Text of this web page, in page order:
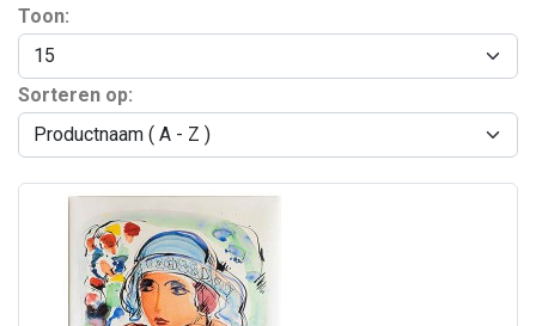
Toon:
Sorteren op: